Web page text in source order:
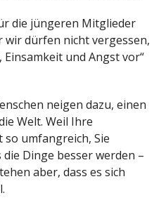
die jüngeren Mitglieder
wir dürfen nicht vergessen,
Einsamkeit und Angst vor“
neigen dazu, einen
Welt. Weil Ihre
umfangreich, Sie
Dinge besser werden –
aber, dass es sich